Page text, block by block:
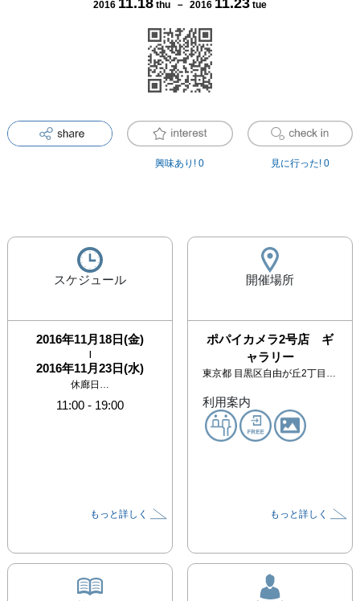
2016 thu － 2016 tue
興味あり! 0 見に行った! 0
スケジュール
2016年11月18日(金)
|
2016年11月23日(水)
休廊日…
11:00 - 19:00
もっと詳しく
開催場所
ポパイカメラ2号店 ギ
ャラリー
東京都 目黒区自由が丘2丁目9-8 2F
利用案内
もっと詳しく